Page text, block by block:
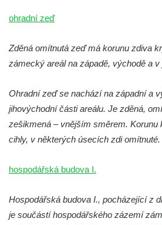
ohradní zeď
Zděná omítnutá zeď má korunu zdiva
zámecký areál na západě, východě a
Ohradní zeď se nachází na západní a
jihovýchodní části areálu. Je zděná,
zešikmená – vnějším směrem. Korunu
cihly, v některých úsecích zdi omítnuté.
hospodářská budova I.
Hospodářská budova I., pocházející z
je součástí hospodářského zázemí